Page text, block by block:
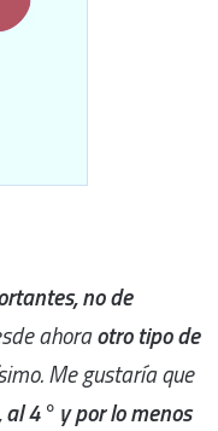
no de
ahoraotro tipo de
Me gustaría que
4° y por lo menos